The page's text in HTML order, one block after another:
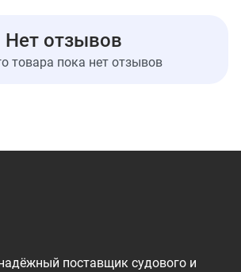
Нет отзывов
товара пока нет отзывов
поставщик судового и